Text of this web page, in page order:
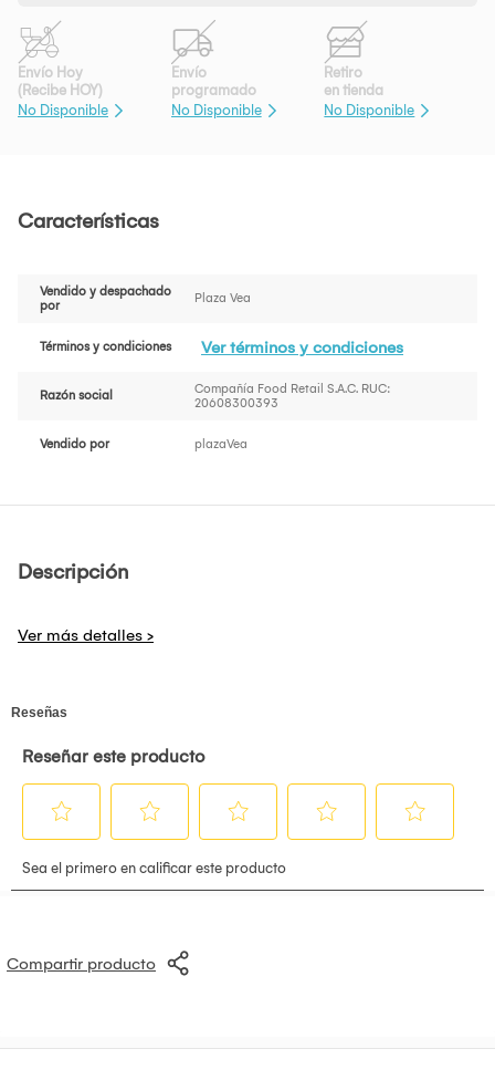
Envío Hoy
(Recibe HOY)
No Disponible
Envío
programado
No Disponible
Retiro
en tienda
No Disponible
Características
Vendido y despachado
por
Plaza Vea
Términos y condiciones Ver términos y condiciones
Razón social
Compañía Food Retail S.A.C. RUC:
20608300393
Vendido por plazaVea
Descripción
Compartir producto